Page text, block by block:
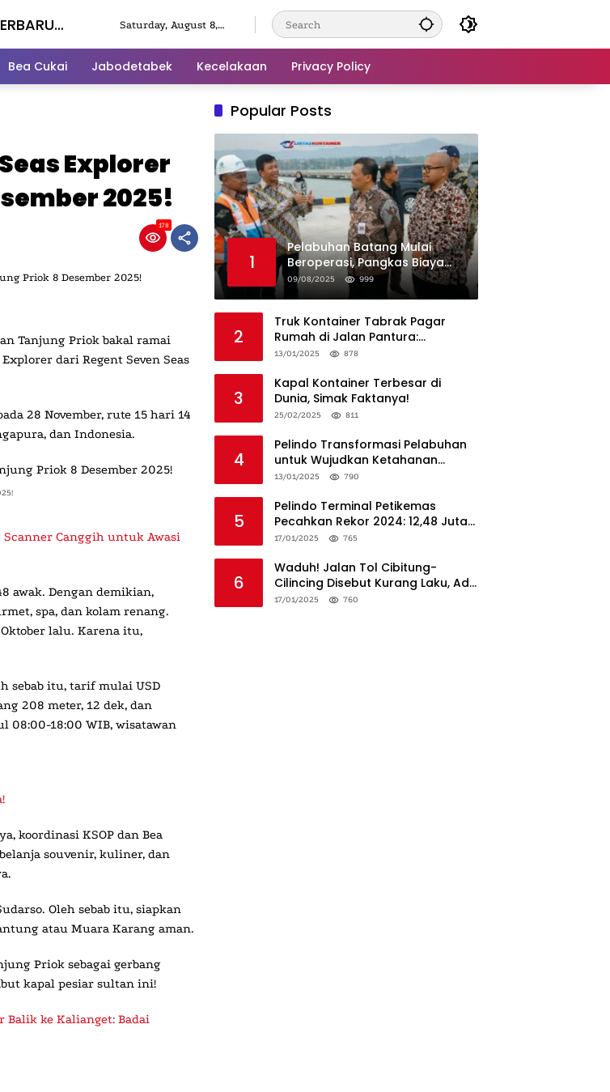
Saturday, August 8,
Bea Cukai Jabodetabek Kecelakaan Privacy Policy
Explorer
2025!
178
Tanjung Priokbakal ramai
dari Regent Seven Seas
28 November, rute 15 hari 14
dan Indonesia.
Scanner Canggih untuk Awasi
awak. Dengan demikian,
spa, dan kolam renang.
lalu. Karena itu,
sebab itu, tarif mulai USD
208 meter, 12 dek, dan
08:00-18:00 WIB, wisatawan
koordinasi KSOP dan Bea
souvenir, kuliner, dan
Oleh sebab itu, siapkan
atau Muara Karang aman.
Priok sebagai gerbang
kapal pesiar sultan ini!
Balik ke Kalianget: Badai
Popular Posts
1
Pelabuhan Batang Mulai
Beroperasi, Pangkas Biaya
Logistik Industri!
09/08/2025 999
2
Truk Kontainer Tabrak Pagar
Rumah di Jalan Pantura:
Kronologi dan Langkah
13/01/2025 878
3
Kapal Kontainer Terbesar di
Dunia, Simak Faktanya!
25/02/2025 811
4
Pelindo Transformasi Pelabuhan
untuk Wujudkan Ketahanan
Logistik dan Daya Saing Global
13/01/2025 790
5
Pelindo Terminal Petikemas
Pecahkan Rekor 2024: 12,48 Juta
TEUs, Bukti Keunggulan Logistik
17/01/2025 765
6
Waduh! Jalan Tol Cibitung-
Cilincing Disebut Kurang Laku, Ada
Apa?
17/01/2025 760